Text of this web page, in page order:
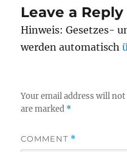
Leave a Reply
Hinweis: Gesetzes-
werden automatisch
Your email address will
are marked *
COMMENT *